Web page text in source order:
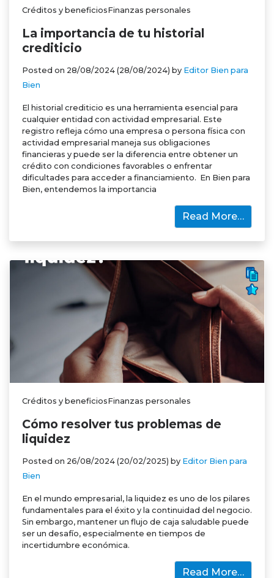
Créditos y beneficiosFinanzas personales
La importancia de tu historial
crediticio
Posted on 28/08/2024 (28/08/2024) by Editor Bien para
Bien
El historial crediticio es una herramienta esencial para
cualquier entidad con actividad empresarial. Este
registro refleja cómo una empresa o persona física con
actividad empresarial maneja sus obligaciones
financieras y puede ser la diferencia entre obtener un
crédito con condiciones favorables o enfrentar
dificultades para acceder a financiamiento. En Bien para
Bien, entendemos la importancia
Read More…
Créditos y beneficiosFinanzas personales
Cómo resolver tus problemas de
liquidez
Posted on 26/08/2024 (20/02/2025) by Editor Bien para
Bien
En el mundo empresarial, la liquidez es uno de los pilares
fundamentales para el éxito y la continuidad del negocio.
Sin embargo, mantener un flujo de caja saludable puede
ser un desafío, especialmente en tiempos de
incertidumbre económica.
Read More…